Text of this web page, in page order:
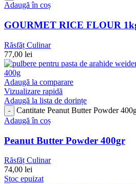
Adaugă în coș
GOURMET RICE FLOUR
Răsfăț Culinar
77,00 lei
Adaugă la comparare
Vizualizare rapidă
Adaugă la lista de dorințe
Cantitate Peanut Butter Powder
Adaugă în coș
Peanut Butter Powder 400gr
Răsfăț Culinar
74,00 lei
Stoc epuizat